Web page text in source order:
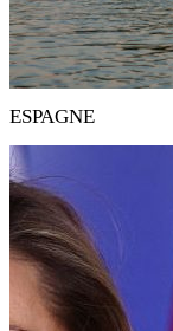
ESPAGNE